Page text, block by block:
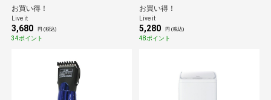
口腔洗浄機 ウォーターフロス 水
圧 デンタルフロス 歯間 歯垢 除去
歯垢洗浄 歯垢除去 歯周病予防 歯
間ブラシ 水流洗浄機 歯周ポケッ
お買い得！
Live it
3,680 円 (税込)
34ポイント
ンサー 自動録画 夜間撮影
お買い得！
Live it
5,280 円 (税込)
48ポイント